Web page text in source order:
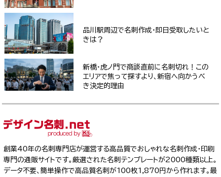
品川駅周辺で名刺作成・即日受取したいと
きは？
新橋・虎ノ門で商談直前に名刺切れ！この
エリアで焦って探すより、新宿へ向かうべ
き決定的理由
創業40年の名刺専門店が運営する高品質でおしゃれな名刺作成・印刷
専門の通販サイトです。厳選された名刺テンプレートが2000種類以上。
データ不要、簡単操作で高品質名刺が100枚1,870円から作れます。最